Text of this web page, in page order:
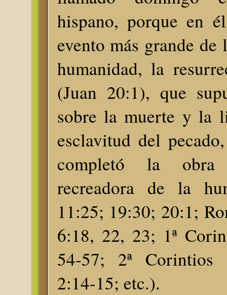
hispano, porque en
evento más grande
humanidad, la
(Juan 20:1), que
sobre la muerte y la
esclavitud del
completó la
recreadora de la
11:25; 19:30; 20:1;
6:18, 22, 23; 1ª
54-57; 2ª Corintios
2:14-15; etc.).